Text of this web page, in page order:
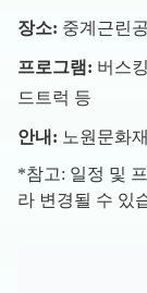
장소: 중계근린
프로그램: 버스
드트럭 등
안내: 노원문화
*참고: 일정 및
라 변경될 수 있